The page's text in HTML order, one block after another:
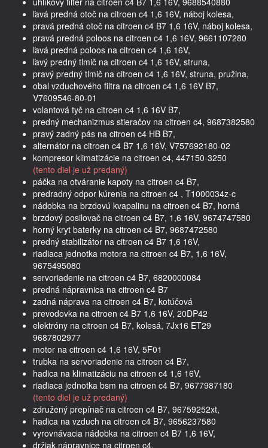
ľavá predná otoč na citroen c4 1,6 16V, náboj kolesa,
pravá predná otoč na citroen c4 B7 1,6 16V, náboj kolesa,
pravá predná poloos na citroen c4 1,6 16V, 9661107280
ľavá predná poloos na citroen c4 1,6 16V,
ľavý predný tlmič na citroen c4 1,6 16V, struna,
pravý predný tlmič na citroen c4 1,6 16V, struna, pružina,
obal vzduchového filtra na citroen c4 1,6 16V B7,
V7609546-80-01
volantová tyč na citroen c4 1,6 16V B7,
predný mechanizmus stieračov na citroen c4, 9687382580
pravý zadný pás na citroen c4 HB B7,
alternátor na citroen c4 B7 1,6 16V, V757692180-02
kompresor klimatizácie na citroen c4, 447150-3250
(tento diel je už predaný)
páčka na otváranie kapoty na citroen c4 B7,
predradný odpor kúrenia na citroen c4 , T1000034z-c
nádobka na brzdovú kvapalinu na citroen c4 B7, horná
brzdový posilovač na citroen c4 B7, 1,6 16V, 9674747580
horný kryt baterky na citroen c4 B7, 9687472580
predný stabilizátor na citroen c4 B7 1,6 16V,
riadiaca jednotka motora na citroen c4 B7, 1,6 16V,
9675495080
servoriadenie na citroen c4 B7, 6820000084
predná nápravnica na citroen c4 B7
zadná náprava na citroen c4 B7, kotúčová
prevodovka na citroen c4 B7 1,6 16V, 20DP42
elektróny na citroen c4 B7, kolesá, 7Jx16 ET29
9687802977
motor na citroen c4 1,6 16V, 5F01
trubka na servoriadenie na citroen c4 B7,
hadica na klimatizáciu na citroen c4 1,6 16V,
riadiaca jednotka bsm na citroen c4 B7, 9677987180
(tento diel je už predaný)
združený prepínač na citroen c4 B7, 96759252xt,
hadica na vzduch na citroen c4 B7, 9656237580
vyrovnávacia nádobka na citroen c4 B7 1,6 16V,
držiak nápravnice na citroen c4,